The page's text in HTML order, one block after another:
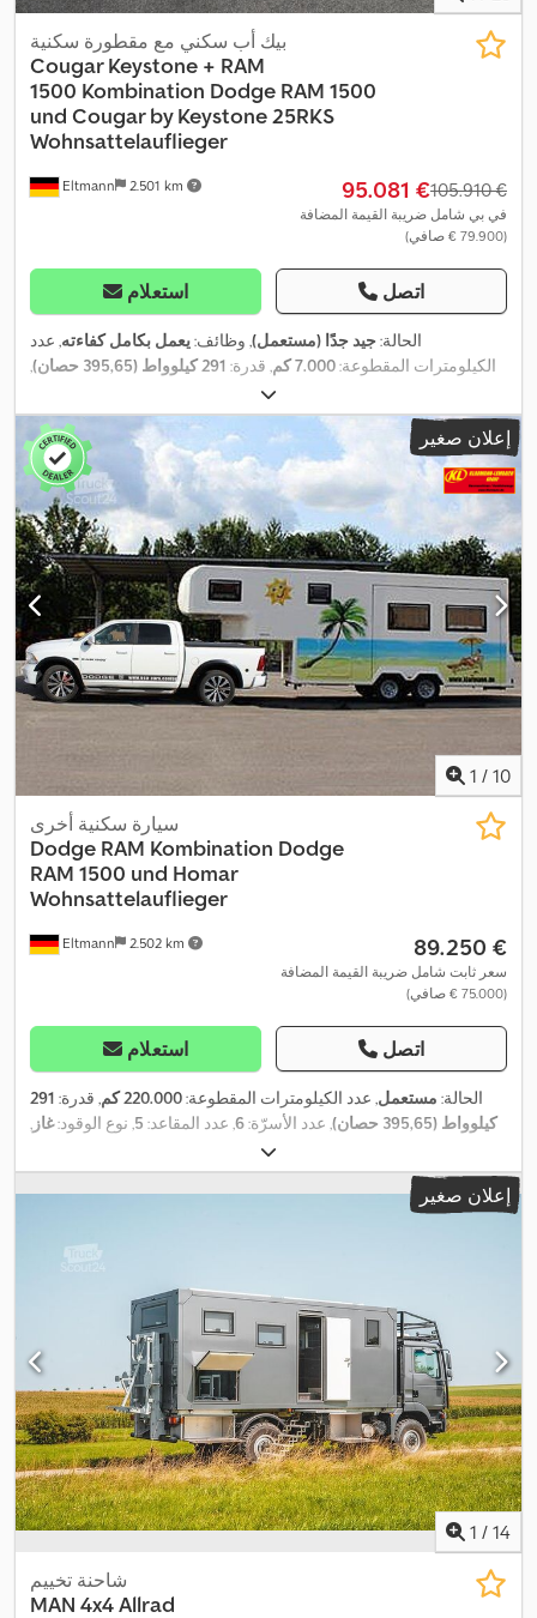
Eltmann 2.501 km
بيك أب سكني مع مقطورة سكنية
Cougar Keystone + RAM
1500 Kombination Dodge RAM 1500
und Cougar by Keystone 25RKS
Wohnsattelauflieger
‏95.081 € ‏105.910 €
في بي شامل ضريبة القيمة المضافة
(‏79.900 € صافي)
استعلام اتصل
الحالة:جيد جدًا (مستعمل), وظائف:يعمل بكامل كفاءته, عدد
الكيلومترات المقطوعة:7.000 كم , قدرة: 291 كيلوواط (395,65 حصان)
,
, نوع الوقود:
بيج, التسجيل الأول:02/2018 , الفحص القادم (TÜV):02/2024, الطول
الكلي: 8.280 مم , العرض الكلي: 2.440 مم , الارتفاع الكلي: 3.630 مم
, فئة
الانبعاثات:يورو 6 , استهلاك الوقود (مجمع):14 لتر/100 كم
, استهلاك الوقود
(داخل المدينة):18 لتر/100 كم , استهلاك الوقود (خارج المدينة):13
لتر/100 كم
, الوزن الإجمالي: 3.500 كجم , وزن فارغ:3.000 كجم
, الوزن
الأقصى للحمولة:500 كجم , مقاس الإطار: 305/45 R 22 , سنة الصنع:
2012, ساعات التشغيل: 10 h , كفاءة الطاقة:G, انبعاثات ثاني أكسيد
الكربون (CO₂):
352 غ/كم, وقود: غاز بترول مسال (LPG) , معدات:أسرة
فردية, أضواء الضباب, إطارات لجميع الفصول, ترتيب المقاعد المتوسط,
تسجيل الشاحنة, تكييف الهواء, توجيه معزز بالطاقة, حمام, دفع رباعي,
سخان التدفئة أثناء التوقف, قفل التروس التفاضلية, قفل مركزي,
كمبيوتر على متن المركبة, مثبت السرعة, مدفأة المقعد, مطبخ على متن
المركبة, مظلة, نظام الفرامل المانعة للانغلاق (ABS), نظام الملاحة,
هوائي فضائي, وسادة هوائية, وصلات المقطورة
إعلان صغير
1 / 10
Eltmann 2.502 km
سيارة سكنية أخرى
Dodge RAM Kombination Dodge
RAM 1500 und Homar
Wohnsattelauflieger
‏89.250 €
سعر ثابت شامل ضريبة القيمة المضافة
(‏75.000 € صافي)
استعلام اتصل
الحالة: مستعمل, عدد الكيلومترات المقطوعة:220.000 كم , قدرة: 291
كيلوواط (395,65 حصان)
, عدد الأسرّة:6 , عدد المقاعد: 5 , نوع الوقود:غاز
, التسجيل الأول:
(TÜV):08/2024 , فئة الانبعاثات:يورو 6 , استهلاك الوقود (مجمع):14
لتر/100 كم
, استهلاك الوقود (داخل المدينة):18 لتر/100 كم
, استهلاك
, سنة الصنع:2012
غاز بترول مسال (LPG) ترتيب المقاعد المتوسط, تسجيل
الشاحنة, تكييف الهواء, توجيه معزز بالطاقة, حساسات الركن, حمام, دفع
رباعي, سخان التدفئة أثناء التوقف, سرير فردي, قفل مركزي, كمبيوتر
على متن المركبة, مدفأة المقعد, مطبخ على متن المركبة, مظلة, نظام
الفرامل المانعة للانغلاق (ABS), نظام الملاحة, وسادة هوائية, وصلات
المقطورة,
إعلان صغير
1 / 14
شاحنة تخييم
MAN 4x4 Allrad